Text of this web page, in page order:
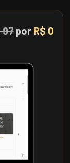
97por R$ 0